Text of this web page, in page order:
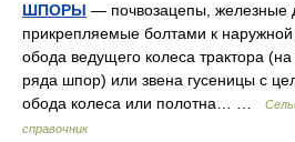
ШПОРЫ — почвозацепы, железные
прикрепляемые болтами к наружной
обода ведущего колеса трактора
ряда шпор) или звена гусеницы с
обода колеса или полотна… …
справочник